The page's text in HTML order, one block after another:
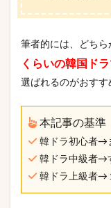
筆者的には、どちら
くらいの韓国ド
選ばれるのがおすす
本記事の基準
韓ドラ初心者→
韓ドラ中級者→
韓ドラ上級者→